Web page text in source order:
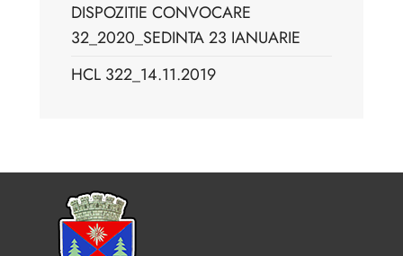
DISPOZITIE CONVOCARE
32_2020_SEDINTA 23 IANUARIE
HCL 322_14.11.2019